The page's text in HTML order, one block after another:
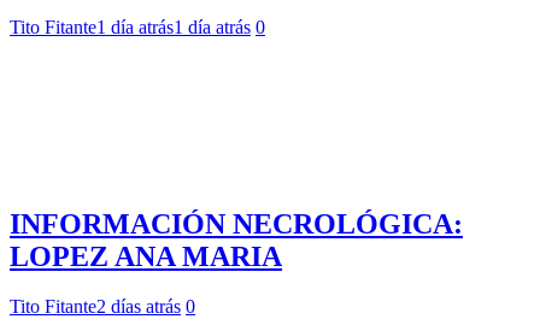
Tito Fitante1 día atrás1 día atrás 0
INFORMACIÓN NECROLÓGICA:
LOPEZ ANA MARIA
Tito Fitante2 días atrás 0